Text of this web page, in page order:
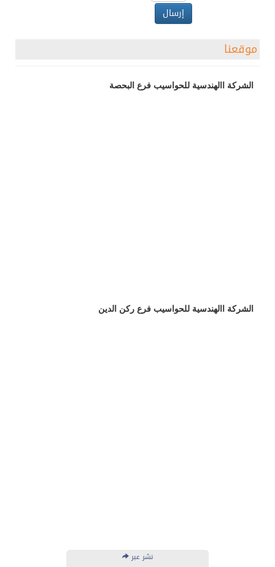
موقعنا
الشركة االهندسية للحواسيب فرع البحصة
الشركة االهندسية للحواسيب فرع ركن الدين
نشر عبر